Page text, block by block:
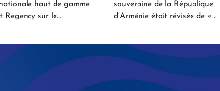
haut de gamme
Regency sur le...
souveraine de la République
d’Arménie était révisée de «...